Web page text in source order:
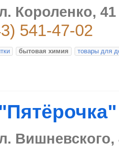
Короленко, 41
541-47-02
бытовая химия товары для
Вишневского,